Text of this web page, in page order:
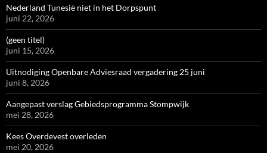
Nederland Tunesië niet in het Dorpspunt
juni 22, 2026
(geen titel)
juni 15, 2026
Uitnodiging Openbare Adviesraad vergadering 25 juni
juni 8, 2026
Aangepast verslag Gebiedsprogramma Stompwijk
mei 28, 2026
Kees Overdevest overleden
mei 20, 2026